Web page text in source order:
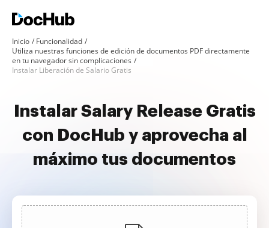
Inicio
Funcionalidad
Utiliza nuestras funciones de edición de documentos PDF directamente
en tu navegador sin complicaciones
Instalar Liberación de Salario Gratis
Instalar Salary Release Gratis
con DocHub y aprovecha al
máximo tus documentos